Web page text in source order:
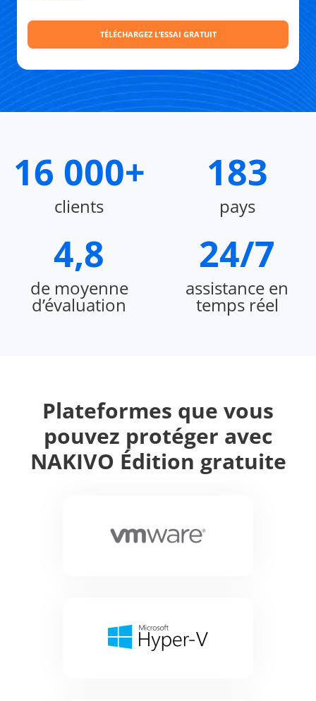
16 000+
clients
183
pays
4,8
de moyenne
d’évaluation
24/7
assistance en
temps réel
Plateformes que vous
pouvez protéger avec
NAKIVO Édition gratuite